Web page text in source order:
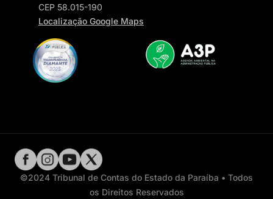
CEP 58.015-190
Localização Google Maps
©2024 Tribunal de Contas do Estado da Paraíba • Todos
os Direitos Reservados